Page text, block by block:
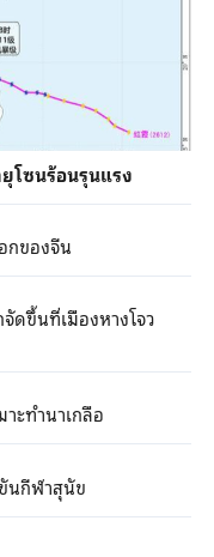
โซนร้อนรุนแรง
กของจีน
ดขึ้นที่เมืองหางโจว
ะทำนาเกลือ
นกีฬาสุนัข